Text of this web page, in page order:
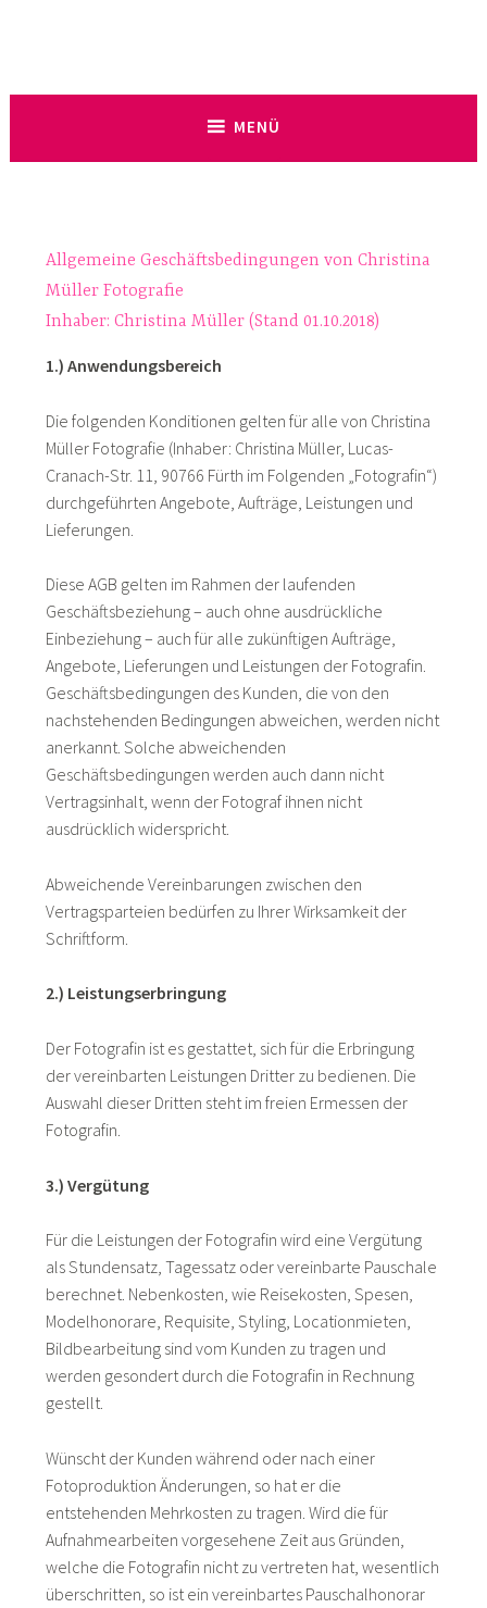
MENÜ
Allgemeine Geschäftsbedingungen von Christina
Müller Fotografie
Inhaber: Christina Müller (Stand 01.10.2018)
1.) Anwendungsbereich
Die folgenden Konditionen gelten für alle von Christina
Müller Fotografie (Inhaber: Christina Müller, Lucas-
Cranach-Str. 11, 90766 Fürth im Folgenden „Fotografin“)
durchgeführten Angebote, Aufträge, Leistungen und
Lieferungen.
Diese AGB gelten im Rahmen der laufenden
Geschäftsbeziehung – auch ohne ausdrückliche
Einbeziehung – auch für alle zukünftigen Aufträge,
Angebote, Lieferungen und Leistungen der Fotografin.
Geschäftsbedingungen des Kunden, die von den
nachstehenden Bedingungen abweichen, werden nicht
anerkannt. Solche abweichenden
Geschäftsbedingungen werden auch dann nicht
Vertragsinhalt, wenn der Fotograf ihnen nicht
ausdrücklich widerspricht.
Abweichende Vereinbarungen zwischen den
Vertragsparteien bedürfen zu Ihrer Wirksamkeit der
Schriftform.
2.) Leistungserbringung
Der Fotografin ist es gestattet, sich für die Erbringung
der vereinbarten Leistungen Dritter zu bedienen. Die
Auswahl dieser Dritten steht im freien Ermessen der
Fotografin.
3.) Vergütung
Für die Leistungen der Fotografin wird eine Vergütung
als Stundensatz, Tagessatz oder vereinbarte Pauschale
berechnet. Nebenkosten, wie Reisekosten, Spesen,
Modelhonorare, Requisite, Styling, Locationmieten,
Bildbearbeitung sind vom Kunden zu tragen und
werden gesondert durch die Fotografin in Rechnung
gestellt.
Wünscht der Kunden während oder nach einer
Fotoproduktion Änderungen, so hat er die
entstehenden Mehrkosten zu tragen. Wird die für
Aufnahmearbeiten vorgesehene Zeit aus Gründen,
welche die Fotografin nicht zu vertreten hat, wesentlich
überschritten, so ist ein vereinbartes Pauschalhonorar